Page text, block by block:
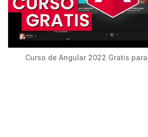
Curso de Angular 2022 Gratis para